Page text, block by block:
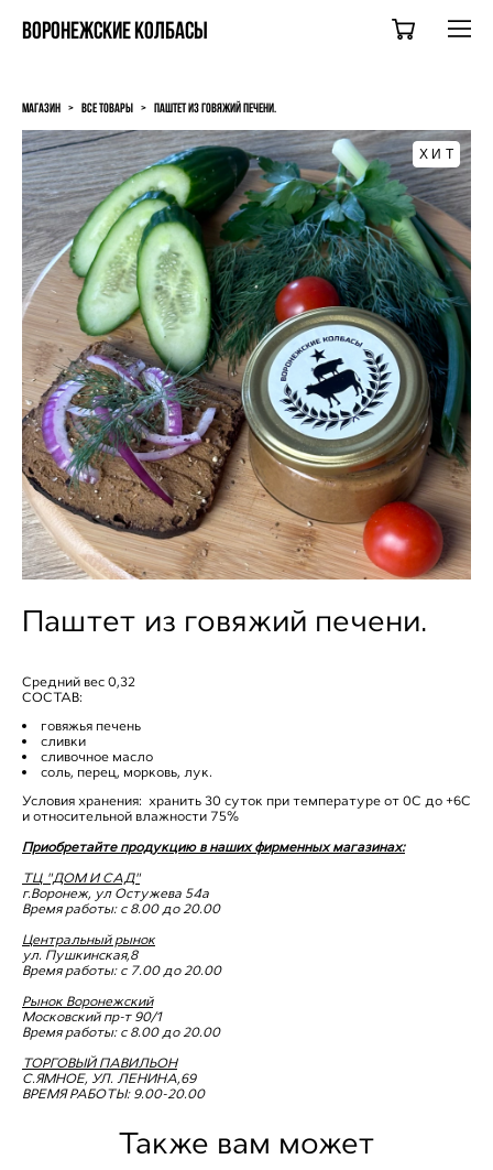
ВОРОНЕЖСКИЕ КОЛБАСЫ
магазин > все товары > паштет из говяжий печени.
ХИТ
Паштет из говяжий печени.
Средний вес 0,32
СОСТАВ:
говяжья печень
сливки
сливочное масло
соль, перец, морковь, лук.
Условия хранения: хранить 30 суток при температуре от 0С до +6С
и относительной влажности 75%
Приобретайте продукцию в наших фирменных магазинах:
ТЦ "ДОМ И САД"
г.Воронеж, ул Остужева 54а
Время работы: с 8.00 до 20.00
Центральный рынок
ул. Пушкинская,8
Время работы: с 7.00 до 20.00
Рынок Воронежский
Московский пр-т 90/1
Время работы: с 8.00 до 20.00
ТОРГОВЫЙ ПАВИЛЬОН
С.ЯМНОЕ, УЛ. ЛЕНИНА,69
ВРЕМЯ РАБОТЫ: 9.00-20.00
Также вам может